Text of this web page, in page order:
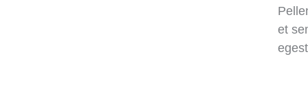
et